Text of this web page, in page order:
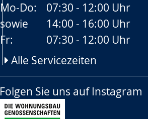
Mo-Do:
07:30 - 12:00 Uhr
sowie
14:00 - 16:00 Uhr
Fr:
07:30 - 12:00 Uhr
Alle Servicezeiten
Folgen Sie uns auf Instagram